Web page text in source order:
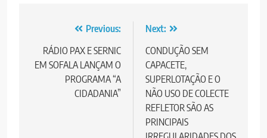
navigation
Previous:
RÁDIO PAX E SERNIC
EM SOFALA LANÇAM O
PROGRAMA “A
CIDADANIA”
Next:
CONDUÇÃO SEM
CAPACETE,
SUPERLOTAÇÃO E O
NÃO USO DE COLECTE
REFLETOR SÃO AS
PRINCIPAIS